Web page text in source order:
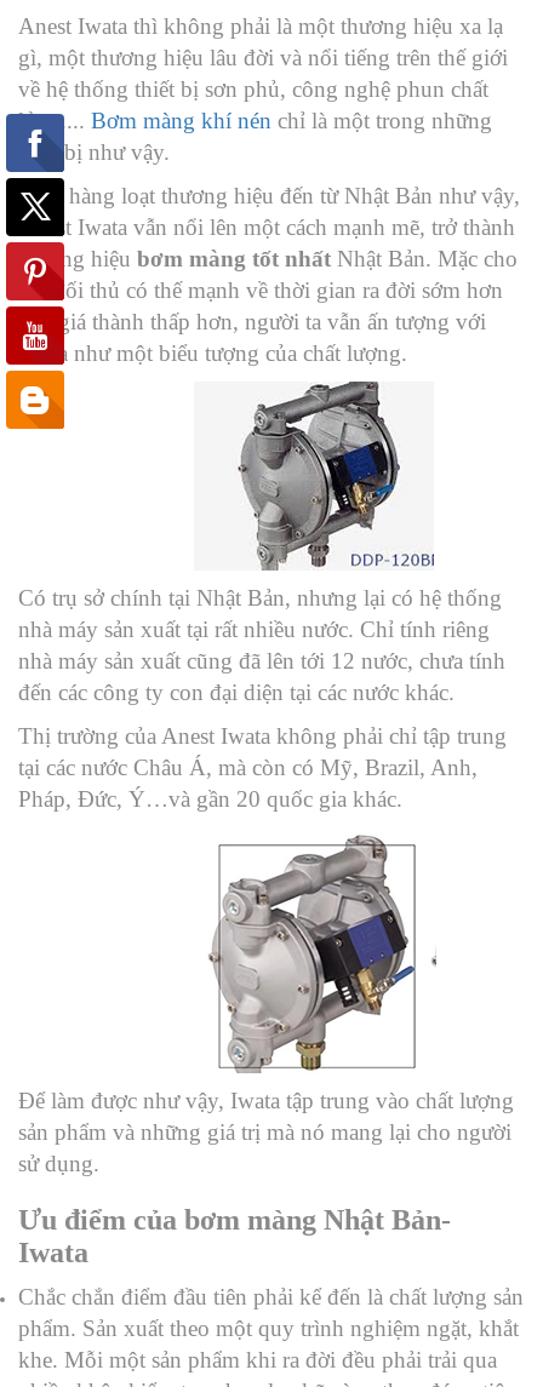
Anest Iwata thì không phải là một thương hiệu xa lạ
gì, một thương hiệu lâu đời và nổi tiếng trên thế giới
về hệ thống thiết bị sơn phủ, công nghệ phun chất
lỏng.... Bơm màng khí nén chỉ là một trong những
thiết bị như vậy.
Giữa hàng loạt thương hiệu đến từ Nhật Bản như vậy,
Anest Iwata vẫn nổi lên một cách mạnh mẽ, trở thành
thương hiệu bơm màng tốt nhất Nhật Bản. Mặc cho
các đối thủ có thế mạnh về thời gian ra đời sớm hơn
hay giá thành thấp hơn, người ta vẫn ấn tượng với
Iwata như một biểu tượng của chất lượng.
Có trụ sở chính tại Nhật Bản, nhưng lại có hệ thống
nhà máy sản xuất tại rất nhiều nước. Chỉ tính riêng
nhà máy sản xuất cũng đã lên tới 12 nước, chưa tính
đến các công ty con đại diện tại các nước khác.
Thị trường của Anest Iwata không phải chỉ tập trung
tại các nước Châu Á, mà còn có Mỹ, Brazil, Anh,
Pháp, Đức, Ý…và gần 20 quốc gia khác.
Để làm được như vậy, Iwata tập trung vào chất lượng
sản phẩm và những giá trị mà nó mang lại cho người
sử dụng.
Ưu điểm của bơm màng Nhật Bản-
Iwata
Chắc chắn điểm đầu tiên phải kể đến là chất lượng sản
phẩm. Sản xuất theo một quy trình nghiệm ngặt, khắt
khe. Mỗi một sản phẩm khi ra đời đều phải trải qua